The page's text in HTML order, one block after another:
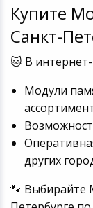
Купите
Санкт-
🐱 В
Модули
других
🐾 Выбирайте